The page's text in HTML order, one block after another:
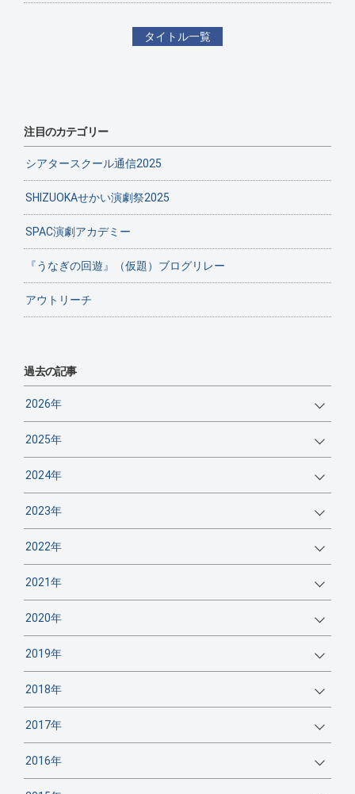
タイトル一覧
注目のカテゴリー
シアタースクール通信2025
SHIZUOKAせかい演劇祭2025
SPAC演劇アカデミー
『うなぎの回遊』（仮題）ブログリレー
アウトリーチ
過去の記事
2026年
2025年
2024年
2023年
2022年
2021年
2020年
2019年
2018年
2017年
2016年